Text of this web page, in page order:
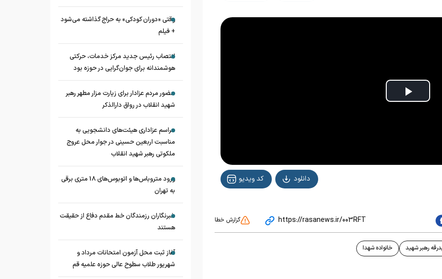
Play
کد ویدیو دانلود
https://rasanews.ir/003RFT گزارش خطا
رهبر شهید خانواده شهدا
وقتی «دوران کودکی» به حراج گذاشته می‌شود
+ فیلم
انتصاب رئیس جدید مرکز خدمات، حرکتی
هوشمندانه برای جوان‌گرایی در حوزه بود
حضور مردم عزادار برای زیارت مزار مطهر رهبر
شهید انقلاب در رواق دارالذکر
مراسم عزاداری هیئت‌های دانشجویی به
مناسبت اربعین حسینی در جوار محل عروج
ملکوتی رهبر شهید انقلاب
ورود متروباس‌ها و اتوبوس‌های 18 متری برقی
به تهران
خبرنگاران رزمندگان خط مقدم دفاع از حقیقت
هستند
آغاز ثبت محل آزمون امتحانات مرداد و
شهریور طلاب سطوح عالی حوزه علمیه قم